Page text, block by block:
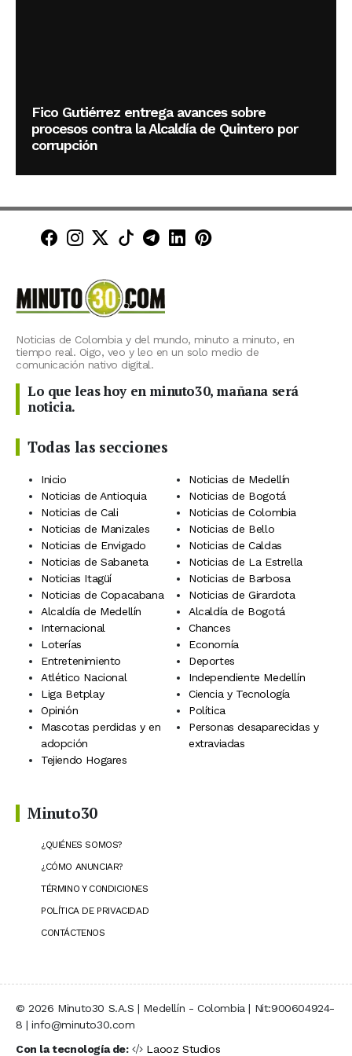
Fico Gutiérrez entrega avances sobre
procesos contra la Alcaldía de Quintero por
corrupción
Minuto30 en Facebook
Minuto30 en Instagram
Minuto30 en X (Twitter)
Minuto30 en TikTok
Canal de Minuto30 en
Minuto30 en LinkedIn
Minuto30 en
Noticias de Colombia y del mundo, minuto a minuto, en
tiempo real. Oigo, veo y leo en un solo medio de
comunicación nativo digital.
Lo que leas hoy en minuto30, mañana será
noticia.
Todas las secciones
Inicio
Noticias de Medellín
Noticias de Antioquia
Noticias de Bogotá
Noticias de Cali
Noticias de Colombia
Noticias de Manizales
Noticias de Bello
Noticias de Envigado
Noticias de Caldas
Noticias de Sabaneta
Noticias de La Estrella
Noticias Itagüí
Noticias de Barbosa
Noticias de Copacabana
Noticias de Girardota
Alcaldía de Medellín
Alcaldía de Bogotá
Internacional
Chances
Loterías
Economía
Entretenimiento
Deportes
Atlético Nacional
Independiente Medellín
Liga Betplay
Ciencia y Tecnología
Opinión
Política
Mascotas perdidas y en
adopción
Personas desaparecidas y
extraviadas
Tejiendo Hogares
Minuto30
¿QUIÉNES SOMOS?
¿CÓMO ANUNCIAR?
TÉRMINO Y CONDICIONES
POLÍTICA DE PRIVACIDAD
CONTÁCTENOS
© 2026 Minuto30 S.A.S | Medellín - Colombia | Nit:900604924-
8 | info@minuto30.com
Con la tecnología de:
Laooz Studios